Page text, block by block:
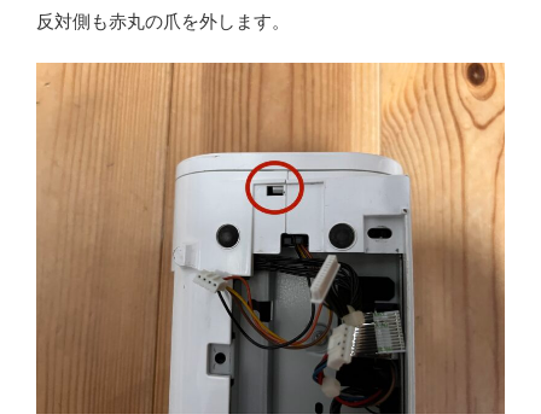
反対側も赤丸の爪を外します。